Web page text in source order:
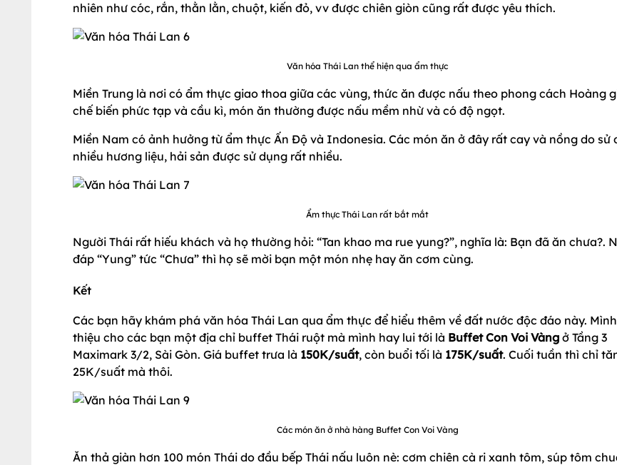
nhiên như cóc, rắn, thằn lằn, chuột, kiến đỏ, vv được chiên giòn cũng rất được yêu thích.
Văn hóa Thái Lan thể hiện qua ẩm thực
Miền Trung là nơi có ẩm thực giao thoa giữa các vùng, thức ăn được nấu theo phong cách Hoàng
chế biến phức tạp và cầu kì, món ăn thường được nấu mềm nhừ và có độ ngọt.
Miền Nam có ảnh hưởng từ ẩm thực Ấn Độ và Indonesia. Các món ăn ở đây rất cay và nồng do sử
nhiều hương liệu, hải sản được sử dụng rất nhiều.
Ẩm thực Thái Lan rất bắt mắt
Người Thái rất hiếu khách và họ thường hỏi: “Tan khao ma rue yung?”, nghĩa là: Bạn đã ăn chưa?.
đáp “Yung” tức “Chưa” thì họ sẽ mời bạn một món nhẹ hay ăn cơm cùng.
Kết
Các bạn hãy khám phá văn hóa Thái Lan qua ẩm thực để hiểu thêm về đất nước độc đáo này.
thiệu cho các bạn một địa chỉ buffet Thái ruột mà mình hay lui tới là Buffet Con Voi Vàng ở Tầng 3
Maximark 3/2, Sài Gòn. Giá buffet trưa là 150K/suất, còn buổi tối là 175K/suất. Cuối tuần thì chỉ
25K/suất mà thôi.
Các món ăn ở nhà hàng Buffet Con Voi Vàng
Ăn thả giàn hơn 100 món Thái do đầu bếp Thái nấu luôn nè: cơm chiên cà ri xanh tôm, súp tôm